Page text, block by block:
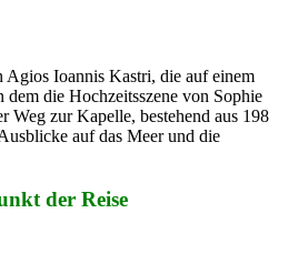
Ioannis Kastri, die auf einem
dem die Hochzeitsszene von Sophie
Weg zur Kapelle, bestehend aus 198
auf das Meer und die
der Reise